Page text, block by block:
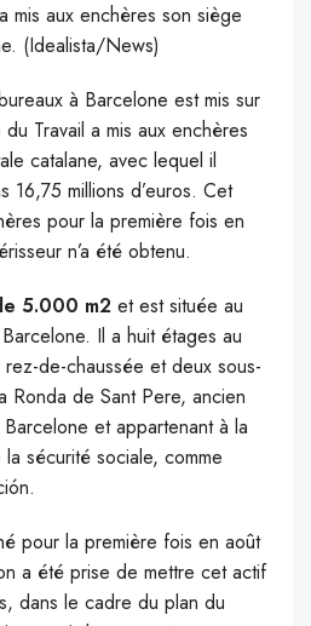
mis aux enchères son siège
(Idealista/News)
à Barcelone est mis sur
Travail a mis aux enchères
catalane, avec lequel il
16,75 millions d’euros. Cet
pour la première fois en
n’a été obtenu.
5.000 m2 et est située au
Il a huit étages au
de-chaussée et deux sous-
Ronda de Sant Pere, ancien
et appartenant à la
sécurité sociale, comme
pour la première fois en août
a été prise de mettre cet actif
dans le cadre du plan du